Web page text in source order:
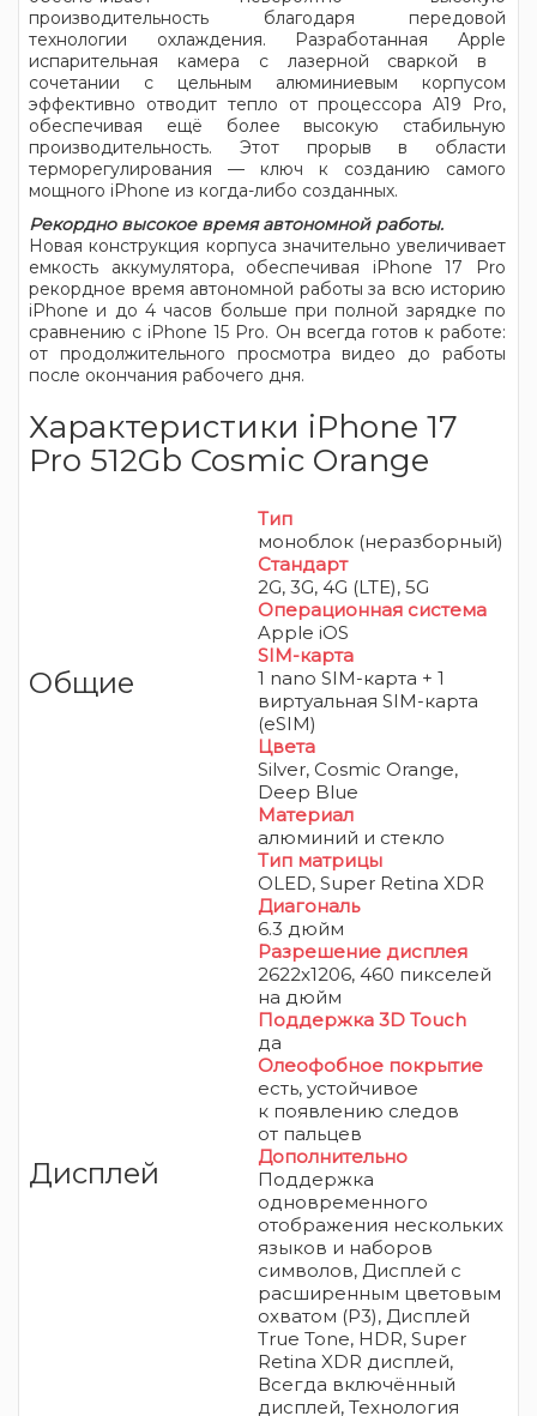
производительность благодаря передовой
технологии охлаждения. Разработанная Apple
испарительная камера с лазерной сваркой в ​​
сочетании с цельным алюминиевым корпусом
эффективно отводит тепло от процессора A19 Pro,
обеспечивая ещё более высокую стабильную
производительность. Этот прорыв в области
терморегулирования — ключ к созданию самого
мощного iPhone из когда-либо созданных.
Рекордно высокое время автономной работы.
Новая конструкция корпуса значительно увеличивает
емкость аккумулятора, обеспечивая iPhone 17 Pro
рекордное время автономной работы за всю историю
iPhone и до 4 часов больше при полной зарядке по
сравнению с iPhone 15 Pro. Он всегда готов к работе:
от продолжительного просмотра видео до работы
после окончания рабочего дня.
Характеристики iPhone 17
Pro 512Gb Cosmic Orange
Общие
Тип
моноблок (неразборный)
Стандарт
2G, 3G, 4G (LTE), 5G
Операционная система
Apple iOS
SIM-карта
1 nano SIM-карта + 1
виртуальная SIM-карта
(eSIM)
Цвета
Silver, Cosmic Orange,
Deep Blue
Материал
алюминий и стекло
Дисплей
Тип матрицы
OLED, Super Retina XDR
Диагональ
6.3 дюйм
Разрешение дисплея
2622x1206, 460 пикселей
на дюйм
Поддержка 3D Touch
да
Олеофобное покрытие
есть, устойчивое
к появлению следов
от пальцев
Дополнительно
Поддержка
одновременного
отображения нескольких
языков и наборов
символов, Дисплей с
расширенным цветовым
охватом (P3), Дисплей
True Tone, HDR, Super
Retina XDR дисплей,
Всегда включённый
дисплей, Технология